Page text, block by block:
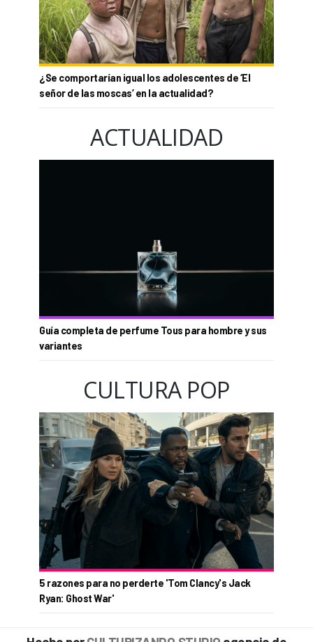
¿Se comportarían igual los adolescentes de ‘El
señor de las moscas’ en la actualidad?
ACTUALIDAD
Guía completa de perfume Tous para hombre y sus
variantes
CULTURA POP
5 razones para no perderte 'Tom Clancy's Jack
Ryan: Ghost War'